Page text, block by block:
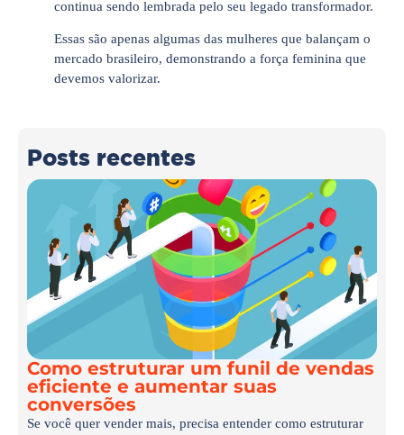
continua sendo lembrada pelo seu legado transformador.
Essas são apenas algumas das mulheres que balançam o
mercado brasileiro, demonstrando a força feminina que
devemos valorizar.
Posts recentes
Como estruturar um funil de vendas
eficiente e aumentar suas
conversões
Se você quer vender mais, precisa entender como estruturar